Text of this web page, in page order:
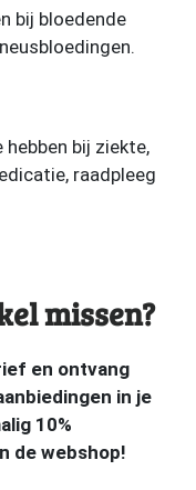
bij bloedende
bij ziekte,
raadpleeg
missen?
en ontvang
in je
10%
de webshop!